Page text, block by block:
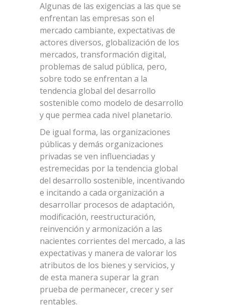
Algunas de las exigencias a las que se
enfrentan las empresas son el
mercado cambiante, expectativas de
actores diversos, globalización de los
mercados, transformación digital,
problemas de salud pública, pero,
sobre todo se enfrentan a la
tendencia global del desarrollo
sostenible como modelo de desarrollo
y que permea cada nivel planetario.
De igual forma, las organizaciones
públicas y demás organizaciones
privadas se ven influenciadas y
estremecidas por la tendencia global
del desarrollo sostenible, incentivando
e incitando a cada organización a
desarrollar procesos de adaptación,
modificación, reestructuración,
reinvención y armonización a las
nacientes corrientes del mercado, a las
expectativas y manera de valorar los
atributos de los bienes y servicios, y
de esta manera superar la gran
prueba de permanecer, crecer y ser
rentables.